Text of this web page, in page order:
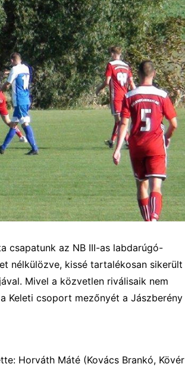
2025
2026
csapatunk az NB III-as labdarúgó-
nélkülözve, kissé tartalékosan sikerült
Mivel a közvetlen riválisaik nem
Keleti csoport mezőnyét a Jászberény
Horváth Máté (Kovács Brankó, Kövér